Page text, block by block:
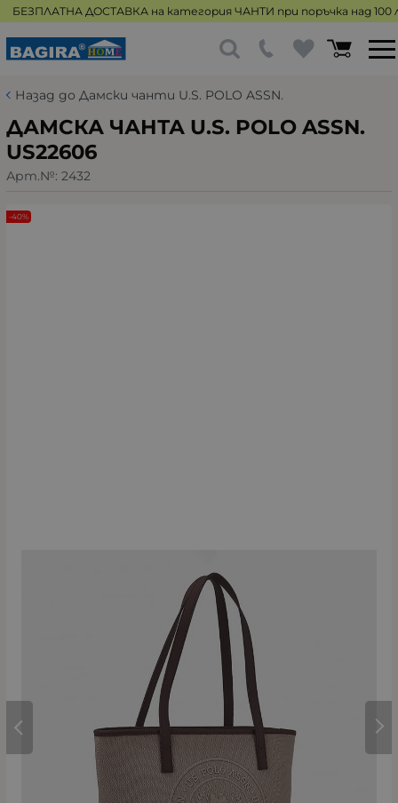
БЕЗПЛАТНА ДОСТАВКА на категория ЧАНТИ при поръчка над 100
Назад до Дамски чанти U.S. POLO ASSN.
ДАМСКА ЧАНТА U.S. POLO ASSN.
US22606
Арт.№: 2432
-40%